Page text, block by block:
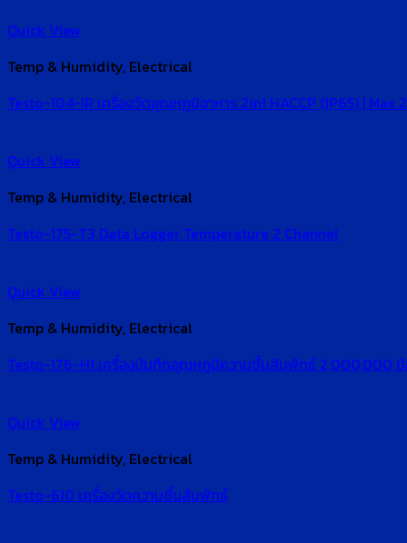
Quick View
Temp & Humidity, Electrical
Testo-104-IR เครื่องวัดอุณหภูมิอาหาร 2in1 HACCP (IP65) |
Quick View
Temp & Humidity, Electrical
Testo-175-T3 Data Logger Temperature 2 Channel
Quick View
Temp & Humidity, Electrical
Testo-176-H1 เครื่องบันทึกอุณหภูมิความชื้นสัมพัทธ์ 2,000,000 ข้
Quick View
Temp & Humidity, Electrical
Testo-610 เครื่องวัดความชื้นสัมพัทธ์